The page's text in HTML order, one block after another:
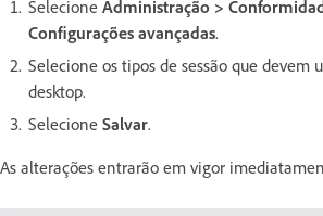
Selecione Administração >
Configurações avançadas.
Selecione os tipos de sessão que devem
desktop.
Selecione Salvar.
As alterações entrarão em vigor